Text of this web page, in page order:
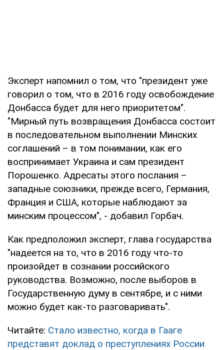
Эксперт напомнил о том, что "президент уже
говорил о том, что в 2016 году освобождение
Донбасса будет для него приоритетом".
"Мирный путь возвращения Донбасса состоит
в последовательном выполнении Минских
соглашений – в том понимании, как его
воспринимает Украина и сам президент
Порошенко. Адресаты этого послания –
западные союзники, прежде всего, Германия,
Франция и США, которые наблюдают за
минским процессом", - добавил Горбач.
Как предположил эксперт, глава государства
"надеется на то, что в 2016 году что-то
произойдет в сознании российского
руководства. Возможно, после выборов в
Государственную думу в сентябре, и с ними
можно будет как-то разговаривать".
Читайте: Стало известно, когда в Гааге
представят доклад о преступлениях России